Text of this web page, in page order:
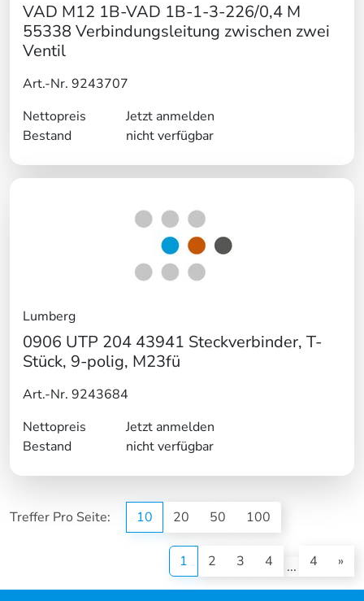
VAD M12 1B-VAD 1B-1-3-226/0,4 M
55338 Verbindungsleitung zwischen zwei
Ventil
Art.-Nr. 9243707
Nettopreis
Jetzt anmelden
Bestand
nicht verfügbar
Lumberg
0906 UTP 204 43941 Steckverbinder, T-
Stück, 9-polig, M23fü
Art.-Nr. 9243684
Nettopreis
Jetzt anmelden
Bestand
nicht verfügbar
Treffer Pro Seite: 10 20 50 100
1 (current)
2 3 4 ... 4 »